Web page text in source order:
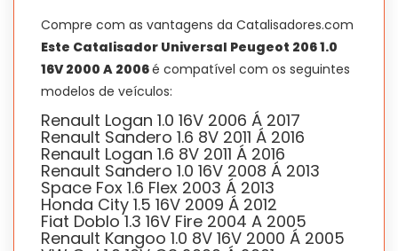
Compre com as vantagens da Catalisadores.com
Este Catalisador Universal Peugeot 206 1.0
16V 2000 A 2006é compatível com os seguintes
modelos de veículos:
Renault Logan 1.0 16V 2006 Á 2017
Renault Sandero 1.6 8V 2011 Á 2016
Renault Logan 1.6 8V 2011 Á 2016
Renault Sandero 1.0 16V 2008 Á 2013
Space Fox 1.6 Flex 2003 Á 2013
Honda City 1.5 16V 2009 Á 2012
Fiat Doblo 1.3 16V Fire 2004 A 2005
Renault Kangoo 1.0 8V 16V 2000 Á 2005